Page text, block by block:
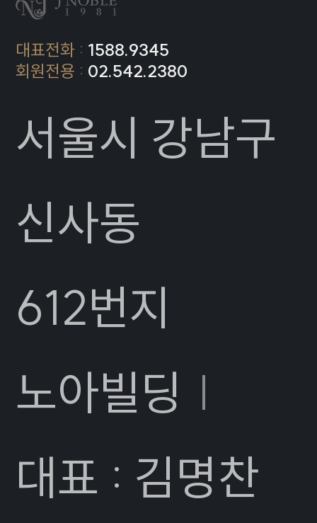
대표전화 : 1588.9345
회원전용 : 02.542.2380
서울시 강남구
신사동
612번지
노아빌딩 |
대표 : 김명찬